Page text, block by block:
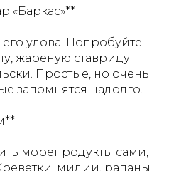
«Баркас»**
улова. Попробуйте
жареную ставриду
Простые, но очень
запомнятся надолго.
морепродукты сами,
мидии, рапаны